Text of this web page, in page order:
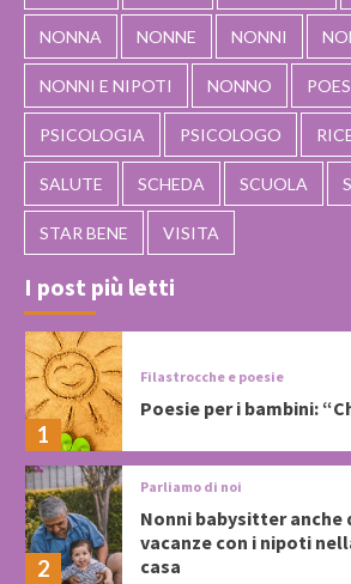
NONNA NONNE NONNI
NONNI E NIPOTI NONNO
PSICOLOGIA PSICOLOGO
SALUTE SCHEDA SCUOLA
STAR BENE VISITA
I post più letti
1
Filastrocche e poesie
Poesie per i bambini:
2
Parliamo di noi
Nonni babysitter anche
vacanze con i nipoti
casa